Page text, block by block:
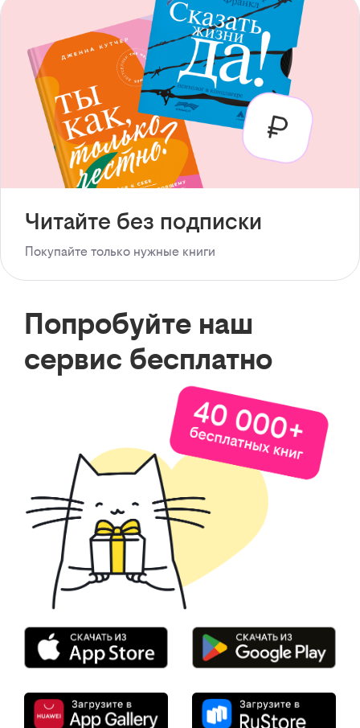
Читайте без подписки
Покупайте только нужные книги
Попробуйте наш
сервис бесплатно